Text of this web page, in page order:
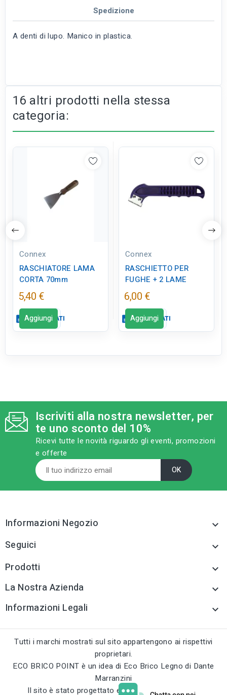
Spedizione
A denti di lupo. Manico in plastica.
16 altri prodotti nella stessa
categoria:
Connex
RASCHIATORE LAMA
CORTA 70mm
5,40 €
descriptionSCHEDA DATI
Scheda dati close
Aggiungi
Connex
RASCHIETTO PER
FUGHE + 2 LAME
6,00 €
descriptionSCHEDA DATI
Scheda dati close
Aggiungi
Iscriviti alla nostra newsletter, per
te uno sconto del 10%
Ricevi tutte le novità riguardo gli eventi, promozioni
e offerte
Informazioni Negozio 
Seguici 
Prodotti 
La Nostra Azienda 
Informazioni Legali 
Tutti i marchi mostrati sul sito appartengono ai rispettivi
proprietari.
ECO BRICO POINT è un idea di Eco Brico Legno di Dante
Marranzini
Il sito è stato progettato e sviluppato da
curci.eu